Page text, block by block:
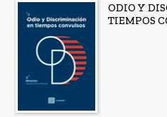
ODIO Y
TIEMPOS